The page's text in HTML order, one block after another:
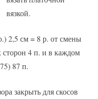
вязкой.
2,5 см = 8 р. от смены
сторон 4 п. и в каждом
87 п.
закрыть для скосов